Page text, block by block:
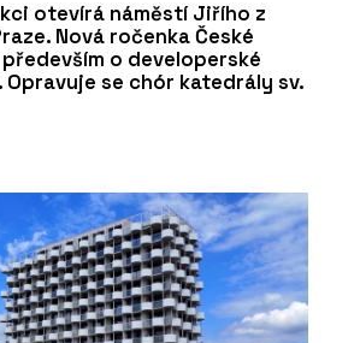
otevírá náměstí Jiřího z
Nová ročenka České
o developerské
se chór katedrály sv.